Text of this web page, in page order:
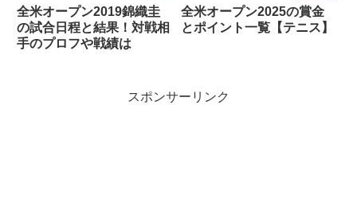
全米オープン2019錦織圭
の試合日程と結果！対戦相
手のプロフや戦績は
全米オープン2025の賞金
とポイント一覧【テニス】
スポンサーリンク